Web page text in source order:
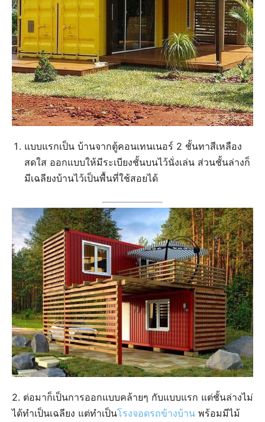
แบบแรกเป็น บ้านจากตู้คอนเทนเนอร์ 2 ชั้นทาสีเหลือง
สดใส ออกแบบให้มีระเบียงชั้นบนไว้นั่งเล่น ส่วนชั้นล่างก็
มีเฉลียงบ้านไว้เป็นพื้นที่ใช้สอยได้
2. ต่อมาก็เป็นการออกแบบคล้ายๆ กับแบบแรก แต่ชั้นล่างไม่
ได้ทำเป็นเฉลียง แต่ทำเป็นโรงจอดรถข้างบ้าน พร้อมมีไม้